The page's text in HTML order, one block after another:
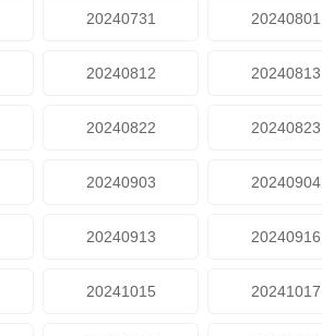
20240731 20240801
20240812 20240813
20240822 20240823
20240903 20240904
20240913 20240916
20241015 20241017